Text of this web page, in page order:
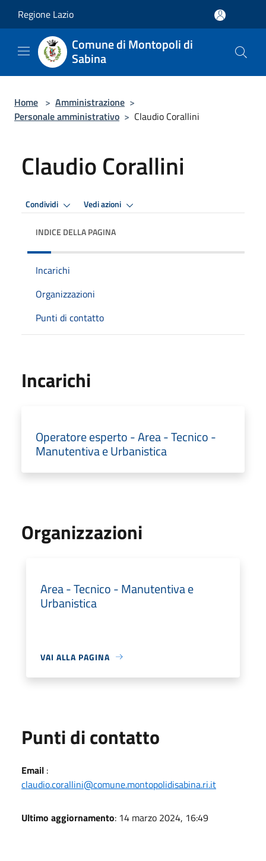
Regione Lazio
Comune di Montopoli di
Sabina
Home > Amministrazione >
Personale amministrativo > Claudio Corallini
Claudio Corallini
Condividi Vedi azioni
INDICE DELLA PAGINA
Incarichi
Organizzazioni
Punti di contatto
Incarichi
Operatore esperto - Area - Tecnico -
Manutentiva e Urbanistica
Organizzazioni
Area - Tecnico - Manutentiva e
Urbanistica
VAI ALLA PAGINA
Punti di contatto
Email :
claudio.corallini@comune.montopolidisabina.ri.it
Ultimo aggiornamento: 14 marzo 2024, 16:49